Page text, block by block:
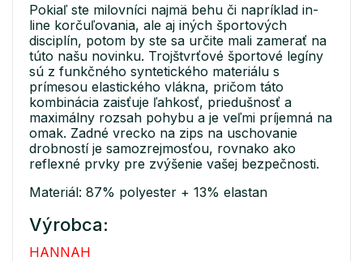
Pokiaľ ste milovníci najmä behu či napríklad in-
line korčuľovania, ale aj iných športových
disciplín, potom by ste sa určite mali zamerať na
túto našu novinku. Trojštvrťové športové legíny
sú z funkčného syntetického materiálu s
prímesou elastického vlákna, pričom táto
kombinácia zaisťuje ľahkosť, priedušnosť a
maximálny rozsah pohybu a je veľmi príjemná na
omak. Zadné vrecko na zips na uschovanie
drobností je samozrejmosťou, rovnako ako
reflexné prvky pre zvýšenie vašej bezpečnosti.
Materiál: 87% polyester + 13% elastan
Výrobca:
HANNAH